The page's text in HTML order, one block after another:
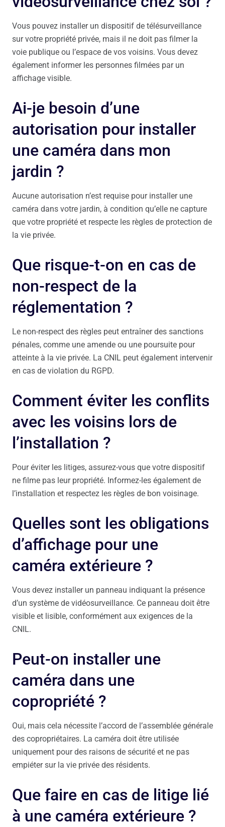
Vous pouvez installer un dispositif de télésurveillance
sur votre propriété privée, mais il ne doit pas filmer la
voie publique ou l’espace de vos voisins. Vous devez
également informer les personnes filmées par un
affichage visible.
Ai-je besoin d’une
autorisation pour installer
une caméra dans mon
jardin ?
Aucune autorisation n’est requise pour installer une
caméra dans votre jardin, à condition qu’elle ne capture
que votre propriété et respecte les règles de protection de
la vie privée.
Que risque-t-on en cas de
non-respect de la
réglementation ?
Le non-respect des règles peut entraîner des sanctions
pénales, comme une amende ou une poursuite pour
atteinte à la vie privée. La CNIL peut également intervenir
en cas de violation du RGPD.
Comment éviter les conflits
avec les voisins lors de
l’installation ?
Pour éviter les litiges, assurez-vous que votre dispositif
ne filme pas leur propriété. Informez-les également de
l’installation et respectez les règles de bon voisinage.
Quelles sont les obligations
d’affichage pour une
caméra extérieure ?
Vous devez installer un panneau indiquant la présence
d’un système de vidéosurveillance. Ce panneau doit être
visible et lisible, conformément aux exigences de la
CNIL.
Peut-on installer une
caméra dans une
copropriété ?
Oui, mais cela nécessite l’accord de l’assemblée générale
des copropriétaires. La caméra doit être utilisée
uniquement pour des raisons de sécurité et ne pas
empiéter sur la vie privée des résidents.
Que faire en cas de litige lié
à une caméra extérieure ?